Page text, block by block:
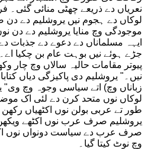
لوکاں دے ہجوم نیں یروشلیم دے
موجودگی وچ منایا یروشلیم دے دن
ایہہ مسلماناں دے دعوے دے جذبات
جڑے ہوئے نیں بوہت عام بن چکیا
پیوتر مقامات حالیہ سالاں وچ چار
نیں۔" یروشلیم دی پاکیزگی دیاں
زباناں وچ) اتے سیاسی وجوہ وچ
لوکاں نوں متحد کرن دے لئی اک
طور تے عربی بولن نوں اکٹھیاں
یروشلیم صرف عرب نوں اکٹھے
وچ نوٹ کیتا گیا۔